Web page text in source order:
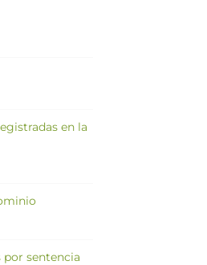
en la
por sentencia